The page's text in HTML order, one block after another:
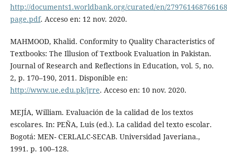
http://documents1.worldbank.org/curated/en/
page.pdf. Acceso en: 12 nov. 2020.
MAHMOOD, Khalid. Conformity to Quality Characteristics of
Textbooks: The Illusion of Textbook Evaluation in Pakistan.
Journal of Research and Reflections in Education, vol. 5, no.
2, p. 170–190, 2011. Disponible en:
http://www.ue.edu.pk/jrre. Acceso en: 10 nov. 2020.
MEJÍA, William. Evaluación de la calidad de los textos
escolares. In: PEÑA, Luis (ed.). La calidad del texto escolar.
Bogotá: MEN- CERLALC-SECAB. Universidad Javeriana.,
1991. p. 100–128.